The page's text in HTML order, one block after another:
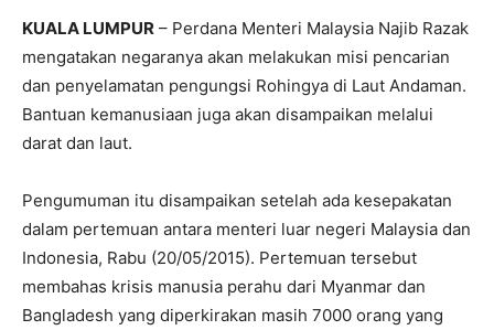
KUALA LUMPUR – Perdana Menteri Malaysia Najib Razak
mengatakan negaranya akan melakukan misi pencarian
dan penyelamatan pengungsi Rohingya di Laut Andaman.
Bantuan kemanusiaan juga akan disampaikan melalui
darat dan laut.
Pengumuman itu disampaikan setelah ada kesepakatan
dalam pertemuan antara menteri luar negeri Malaysia dan
Indonesia, Rabu (20/05/2015). Pertemuan tersebut
membahas krisis manusia perahu dari Myanmar dan
Bangladesh yang diperkirakan masih 7000 orang yang